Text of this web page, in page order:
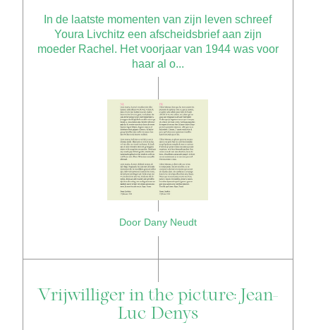
In de laatste momenten van zijn leven schreef
Youra Livchitz een afscheidsbrief aan zijn
moeder Rachel. Het voorjaar van 1944 was voor
haar al o...
Door Dany Neudt
Vrijwilliger in the picture: Jean-
Luc Denys